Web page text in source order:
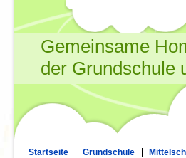
Gemeinsame
der Grundschule
Startseite Grundschule